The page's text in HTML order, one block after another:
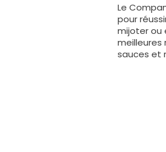
Le
pour
mijoter ou
meilleures
sauces et